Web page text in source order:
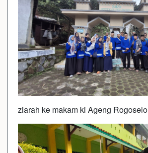
ziarah ke makam ki Ageng Rogoselo